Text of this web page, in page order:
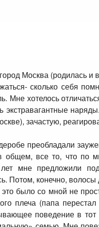
Москва (родилась и
сколько себя
Мне хотелось
экстравагантные
зачастую,
преобладали
общем, все то, что по
мне предложили
Потом, конечно,
это было со мной не
плеча (папа
поведение в